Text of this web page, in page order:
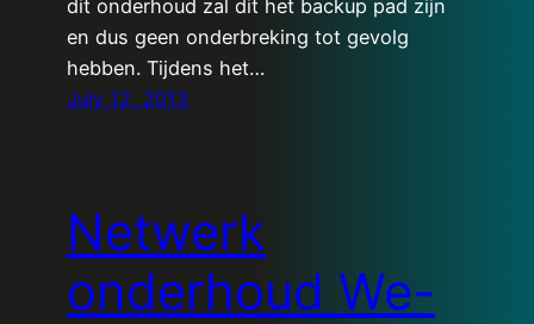
dit onderhoud zal dit het backup pad zijn
en dus geen onderbreking tot gevolg
hebben. Tijdens het…
July 12, 2013
Netwerk
onderhoud We-